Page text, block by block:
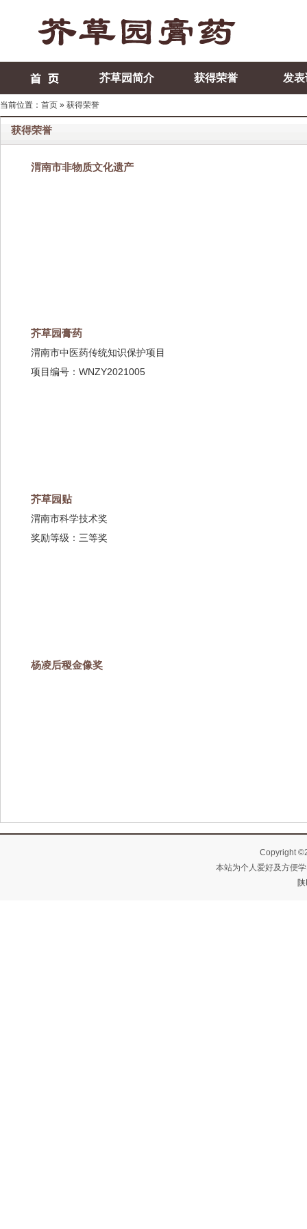
芥草园简介 获得荣誉 发
当前位置： 首页 » 获得荣誉
获得荣誉
渭南市非物质文化遗产
芥草园膏药
渭南市中医药传统知识保护项目
项目编号：WNZY2021005
芥草园贴
渭南市科学技术奖
奖励等级：三等奖
杨凌后稷金像奖
Copyright
本站为个人爱好及方便